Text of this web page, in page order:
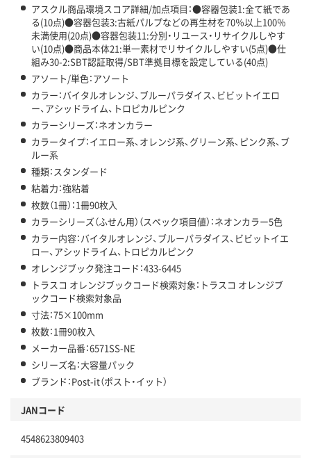
アスクル商品環境スコア詳細/加点項目：●容器包装1:全て紙であ
る(10点)●容器包装3:古紙パルプなどの再生材を70％以上100％
未満使用(20点)●容器包装11:分別・リユース・リサイクルしやす
い(10点)●商品本体21:単一素材でリサイクルしやすい(5点)●仕
組み30-2:SBT認証取得/SBT準拠目標を設定している(40点)
アソート/単色：アソート
カラー：バイタルオレンジ、ブルーパラダイス、ビビットイエロ
ー、アシッドライム、トロピカルピンク
カラーシリーズ：ネオンカラー
カラータイプ：イエロー系、オレンジ系、グリーン系、ピンク系、ブ
ルー系
種類：スタンダード
粘着力：強粘着
枚数（1冊）：1冊90枚入
カラーシリーズ（ふせん用）（スペック項目値）：ネオンカラー5色
カラー内容：バイタルオレンジ、ブルーパラダイス、ビビットイエ
ロー、アシッドライム、トロピカルピンク
オレンジブック発注コード：433-6445
トラスコ オレンジブックコード検索対象：トラスコ オレンジブ
ックコード検索対象品
寸法：75×100mm
枚数：1冊90枚入
メーカー品番：6571SS-NE
シリーズ名：大容量パック
ブランド：Post-it（ポスト・イット）
JANコード
4548623809403